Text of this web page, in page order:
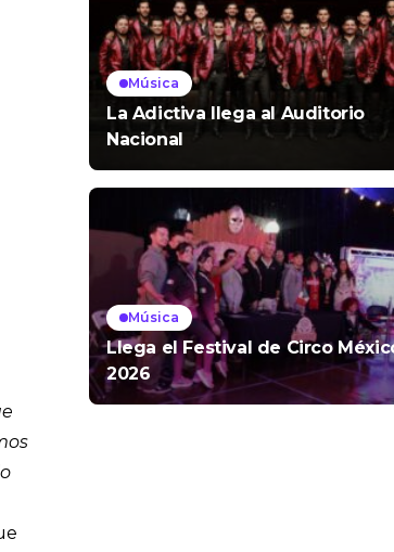
Música
La Adictiva llega al Auditorio
Nacional
Música
Llega el Festival de Circo
2026